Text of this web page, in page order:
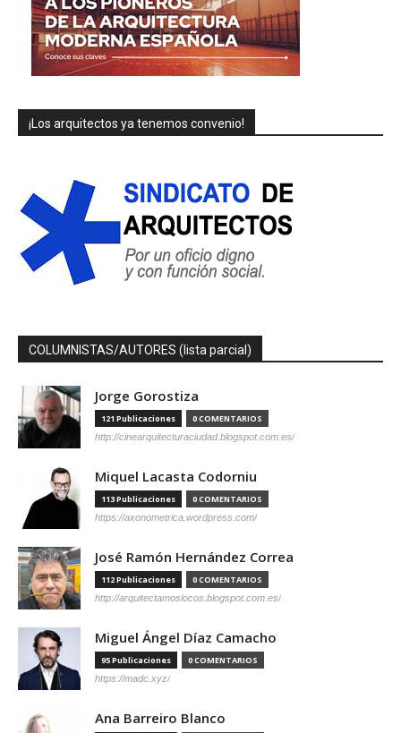
¡Los arquitectos ya tenemos convenio!
COLUMNISTAS/AUTORES (lista parcial)
Jorge Gorostiza
121 Publicaciones 0 COMENTARIOS
http://cinearquitecturaciudad.blogspot.com.es/
Miquel Lacasta Codorniu
113 Publicaciones 0 COMENTARIOS
https://axonometrica.wordpress.com/
José Ramón Hernández Correa
112 Publicaciones 0 COMENTARIOS
http://arquitectamoslocos.blogspot.com.es/
Miguel Ángel Díaz Camacho
95 Publicaciones 0 COMENTARIOS
https://madc.xyz/
Ana Barreiro Blanco